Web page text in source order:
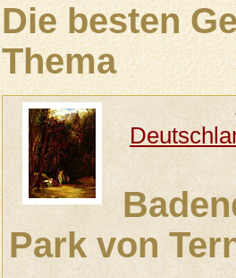
Die besten
Thema
Park von